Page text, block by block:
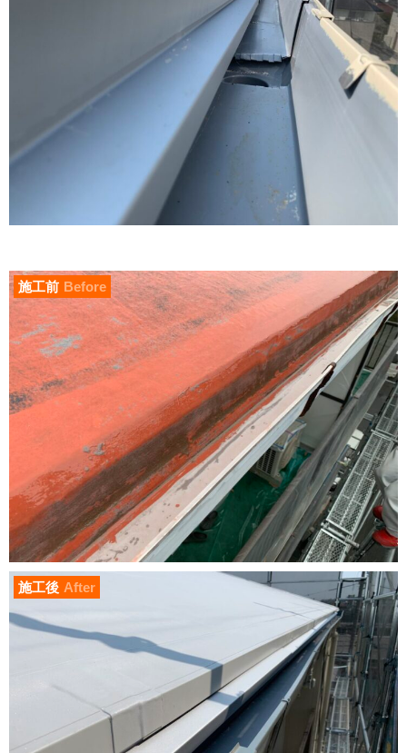
施工前 Before
施工後 After